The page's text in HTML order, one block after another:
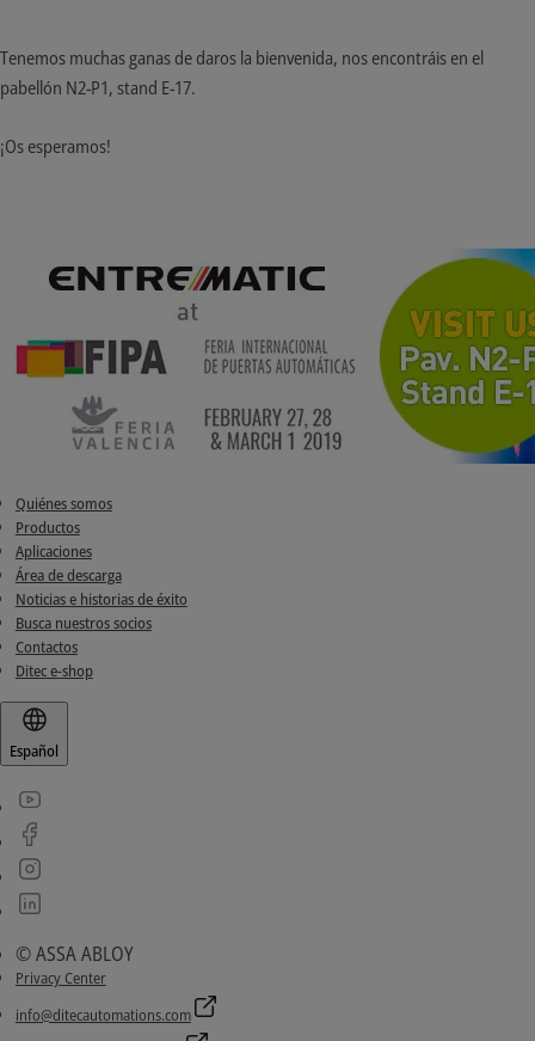
Tenemos muchas ganas de daros la bienvenida, nos encontráis en el
pabellón N2-P1, stand E-17.
¡Os esperamos!
Quiénes somos
Productos
Aplicaciones
Área de descarga
Noticias e historias de éxito
Busca nuestros socios
Contactos
Ditec e-shop
Español
© ASSA ABLOY
Privacy Center
info@ditecautomations.com